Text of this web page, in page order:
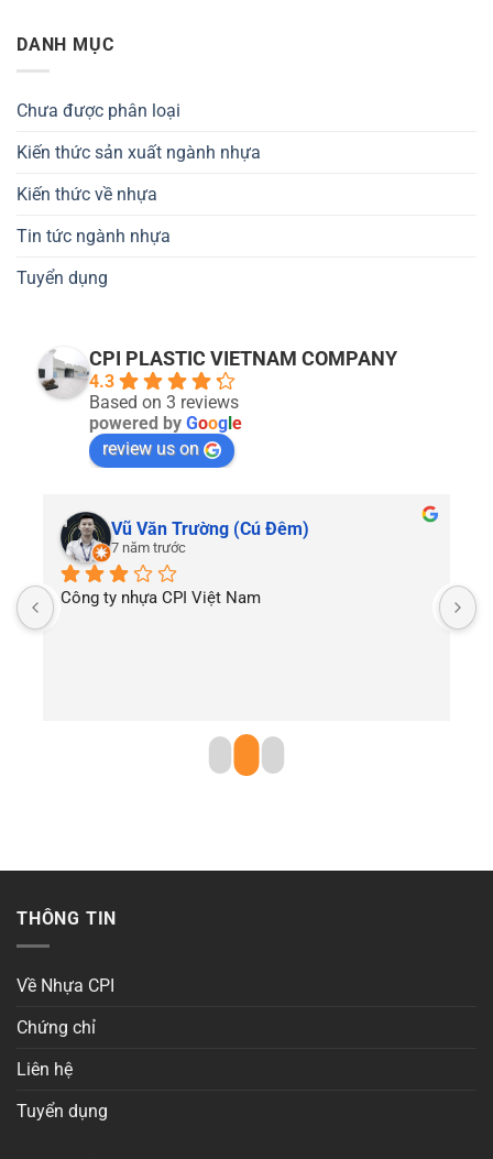
DANH MỤC
Chưa được phân loại
Kiến thức sản xuất ngành nhựa
Kiến thức về nhựa
Tin tức ngành nhựa
Tuyển dụng
CPI PLASTIC VIETNAM COMPANY
4.3
Based on 3 reviews
powered by Goog e
review us on
Vũ Văn Trường (Cú Đêm)
7 năm trước
Công ty nhựa CPI Việt Nam
THÔNG TIN
Về Nhựa CPI
Chứng chỉ
Liên hệ
Tuyển dụng